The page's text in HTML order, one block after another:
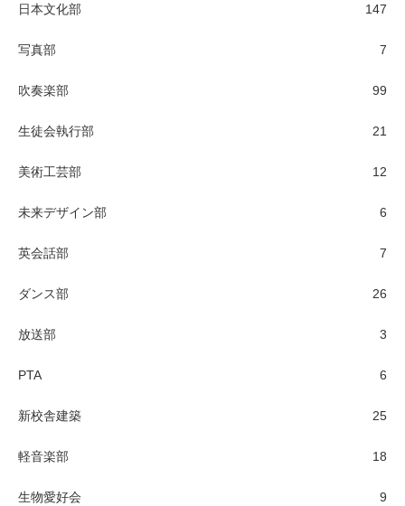
日本文化部 147
写真部 7
吹奏楽部 99
生徒会執行部 21
美術工芸部 12
未来デザイン部 6
英会話部 7
ダンス部 26
放送部 3
PTA 6
新校舎建築 25
軽音楽部 18
生物愛好会 9